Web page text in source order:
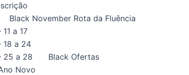
Black November Rota da Fluência
a 17
18 a 24
25 a 28
Black Ofertas
Novo